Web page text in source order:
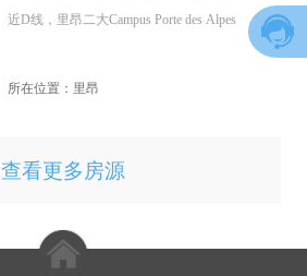
近D线，里昂二大Campus Porte des Alpes
所在位置：里昂
查看更多房源